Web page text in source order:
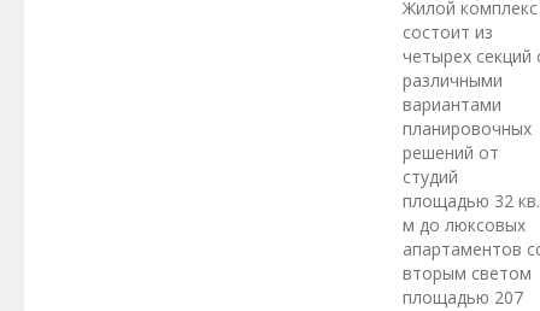
Жилой комплекс
состоит из
четырех секций
различными
вариантами
планировочных
решений от
студий
площадью 32 кв.
м до люксовых
апартаментов
вторым светом
площадью 207